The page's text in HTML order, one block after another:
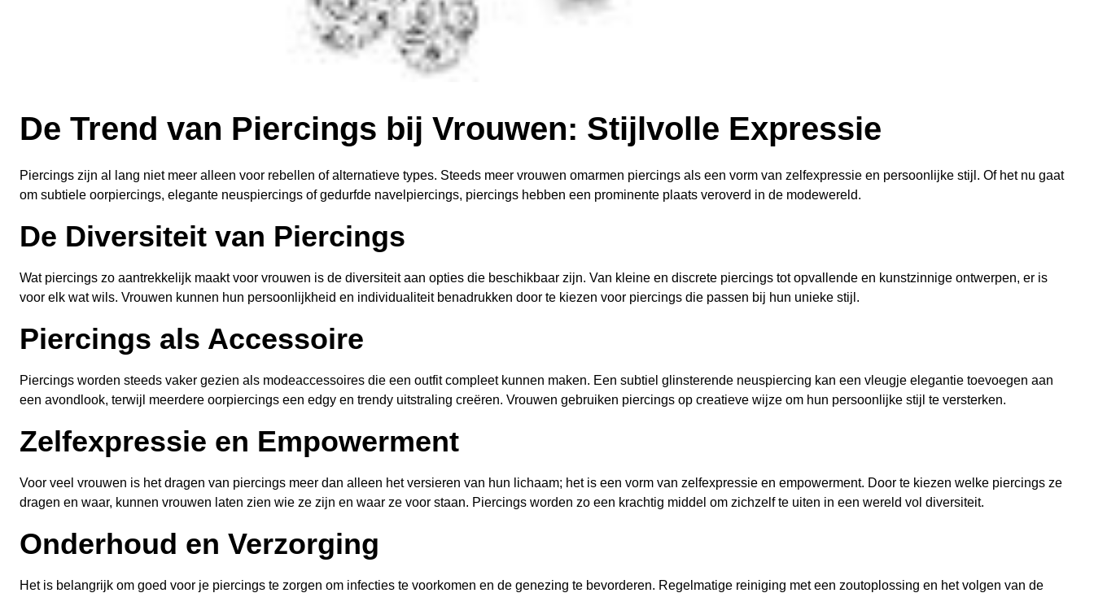
De Trend van Piercings bij Vrouwen: Stijlvolle Expressie
Piercings zijn al lang niet meer alleen voor rebellen of alternatieve types. Steeds meer vrouwen omarmen piercings als een vorm van zelfexpressie en persoonlijke stijl. Of het nu gaat
om subtiele oorpiercings, elegante neuspiercings of gedurfde navelpiercings, piercings hebben een prominente plaats veroverd in de modewereld.
De Diversiteit van Piercings
Wat piercings zo aantrekkelijk maakt voor vrouwen is de diversiteit aan opties die beschikbaar zijn. Van kleine en discrete piercings tot opvallende en kunstzinnige ontwerpen, er is
voor elk wat wils. Vrouwen kunnen hun persoonlijkheid en individualiteit benadrukken door te kiezen voor piercings die passen bij hun unieke stijl.
Piercings als Accessoire
Piercings worden steeds vaker gezien als modeaccessoires die een outfit compleet kunnen maken. Een subtiel glinsterende neuspiercing kan een vleugje elegantie toevoegen aan
een avondlook, terwijl meerdere oorpiercings een edgy en trendy uitstraling creëren. Vrouwen gebruiken piercings op creatieve wijze om hun persoonlijke stijl te versterken.
Zelfexpressie en Empowerment
Voor veel vrouwen is het dragen van piercings meer dan alleen het versieren van hun lichaam; het is een vorm van zelfexpressie en empowerment. Door te kiezen welke piercings ze
dragen en waar, kunnen vrouwen laten zien wie ze zijn en waar ze voor staan. Piercings worden zo een krachtig middel om zichzelf te uiten in een wereld vol diversiteit.
Onderhoud en Verzorging
Het is belangrijk om goed voor je piercings te zorgen om infecties te voorkomen en de genezing te bevorderen. Regelmatige reiniging met een zoutoplossing en het volgen van de